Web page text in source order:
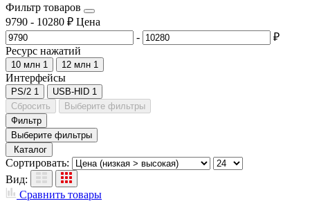
Фильтр товаров
9790 - 10280 ₽ Цена
-
₽
Ресурс нажатий
10 млн 1 12 млн 1
Интерфейсы
PS/2 1 USB-HID 1
Сбросить
Выберите фильтры
Фильтр
Выберите фильтры
Каталог
Сортировать:
Вид:
Сравнить товары